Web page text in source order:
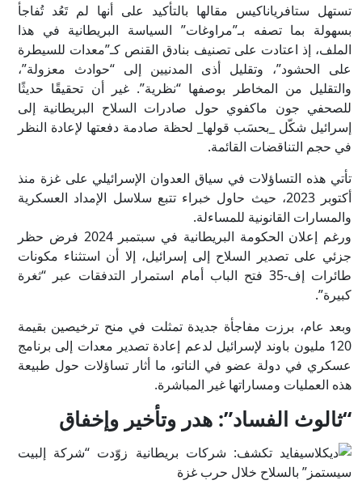
تستهل ستافرياناكيس مقالها بالتأكيد على أنها لم تَعُد تُفاجأ
بسهولة بما تصفه بـ”مراوغات” السياسة البريطانية في هذا
الملف، إذ اعتادت على تصنيف بنادق القنص كـ”معدات للسيطرة
على الحشود”، وتقليل أذى المدنيين إلى “حوادث معزولة”،
والتقليل من المخاطر بوصفها “نظرية”. غير أن تحقيقًا حديثًا
للصحفي جون ماكفوي حول صادرات السلاح البريطانية إلى
إسرائيل شكّل _بحسَب قولها_ لحظة صادمة دفعتها لإعادة النظر
في حجم التناقضات القائمة.
تأتي هذه التساؤلات في سياق العدوان الإسرائيلي على غزة منذ
أكتوبر 2023، حيث حاول خبراء تتبع سلاسل الإمداد العسكرية
والمسارات القانونية للمساءلة.
ورغم إعلان الحكومة البريطانية في سبتمبر 2024 فرض حظر
جزئي على تصدير السلاح إلى إسرائيل، إلا أن استثناء مكونات
طائرات إف-35 فتح الباب أمام استمرار التدفقات عبر “ثغرة
كبيرة”.
وبعد عام، برزت مفاجأة جديدة تمثلت في منح ترخيصين بقيمة
120 مليون باوند لإسرائيل لدعم إعادة تصدير معدات إلى برنامج
عسكري في دولة عضو في الناتو، ما أثار تساؤلات حول طبيعة
هذه العمليات ومساراتها غير المباشرة.
“ثالوث الفساد”: هدر وتأخير وإخفاق